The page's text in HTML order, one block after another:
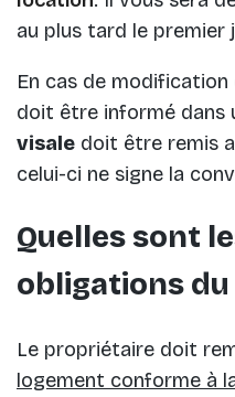
au plus tard le premier
En cas de
doit être informé dans
visale doit être remis
celui-ci ne signe la
Quelles sont
obligations du
Le propriétaire doit
logement conforme à